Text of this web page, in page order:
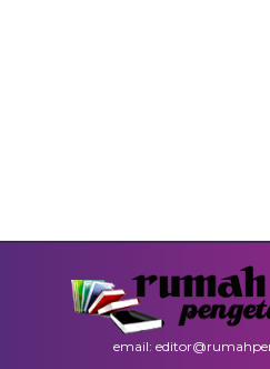
email: